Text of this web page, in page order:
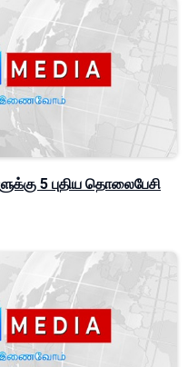
5 புதிய தொலைபேசி